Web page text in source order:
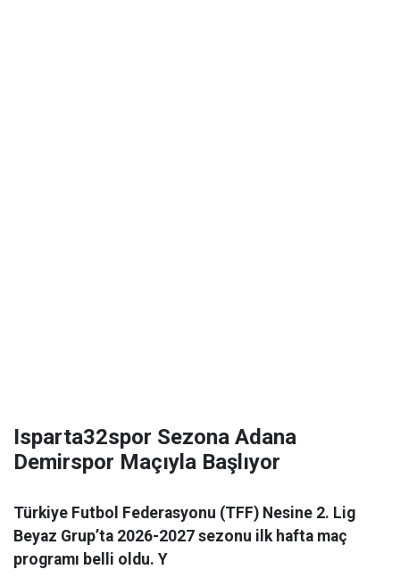
Isparta32spor Sezona Adana
Demirspor Maçıyla Başlıyor
Türkiye Futbol Federasyonu (TFF) Nesine 2. Lig
Beyaz Grup’ta 2026-2027 sezonu ilk hafta maç
programı belli oldu. Y